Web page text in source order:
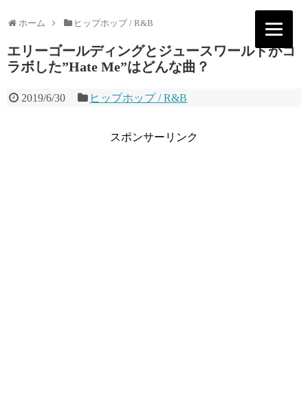
ホーム ヒップホップ / R&B
エリーゴールディングとジュースワールドがコ
ラボした”Hate Me”はどんな曲？
2019/6/30 ヒップホップ / R&B
スポンサーリンク